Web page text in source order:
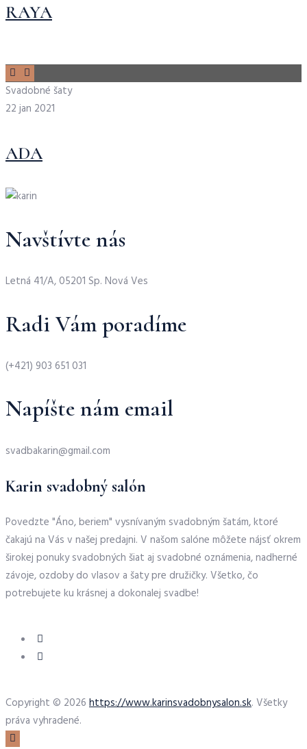
RAYA
Svadobné šaty
22 jan 2021
ADA
Navštívte nás
Letná 41/A, 05201 Sp. Nová Ves
Radi Vám poradíme
(+421) 903 651 031
Napíšte nám email
svadbakarin@gmail.com
Karin svadobný salón
Povedzte "Áno, beriem" vysnívaným svadobným šatám, ktoré
čakajú na Vás v našej predajni. V našom salóne môžete nájsť okrem
širokej ponuky svadobných šiat aj svadobné oznámenia, nadherné
závoje, ozdoby do vlasov a šaty pre družičky. Všetko, čo
potrebujete ku krásnej a dokonalej svadbe!
Copyright © 2026 https://www.karinsvadobnysalon.sk. Všetky
práva vyhradené.